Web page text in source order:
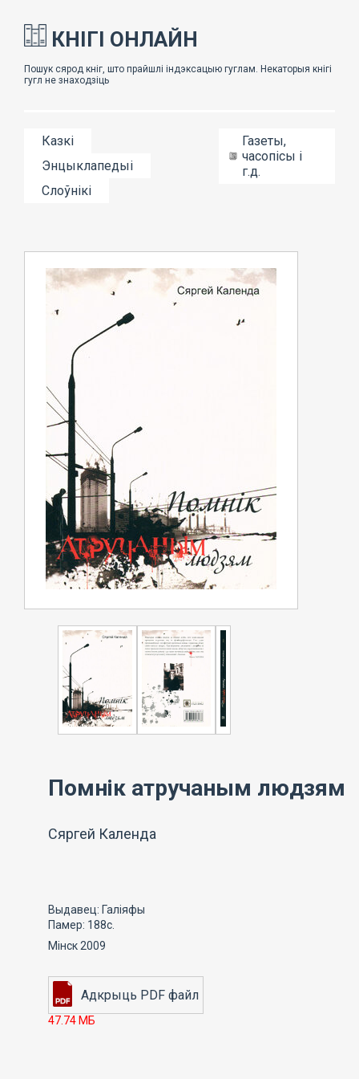
КНІГІ ОНЛАЙН
Казкі
Энцыклапедыі
Слоўнікі
Газеты,
часопісы і
г.д.
Помнік атручаным людзям
Сяргей Календа
Выдавец: Галіяфы
Памер: 188с.
Мінск 2009
47.74 МБ